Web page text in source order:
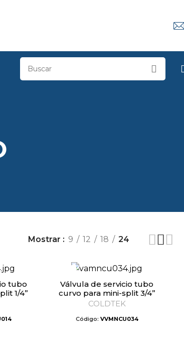
Mostrar 9 12 18 24
1/4”
Válvula de servicio tubo
curvo para mini-split 3/4”
COLDTEK
Código: VVMNCU034